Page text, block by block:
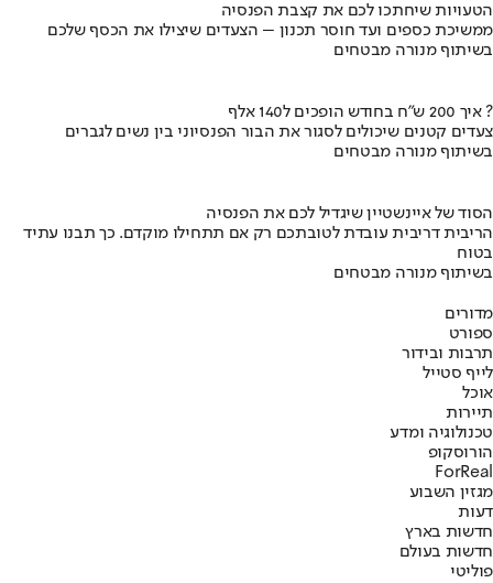
הטעויות שיחתכו לכם את קצבת הפנסיה
ממשיכת כספים ועד חוסר תכנון – הצעדים שיצילו את הכסף שלכם
בשיתוף מנורה מבטחים
איך 200 ש"ח בחודש הופכים ל140 אלף ?
צעדים קטנים שיכולים לסגור את הבור הפנסיוני בין נשים לגברים
בשיתוף מנורה מבטחים
הסוד של איינשטיין שיגדיל לכם את הפנסיה
הריבית דריבית עובדת לטובתכם רק אם תתחילו מוקדם. כך תבנו עתיד
בטוח
בשיתוף מנורה מבטחים
מדורים
ספורט
תרבות ובידור
לייף סטייל
אוכל
תיירות
טכנולוגיה ומדע
הורוסקופ
ForReal
מגזין השבוע
דעות
חדשות בארץ
חדשות בעולם
פוליטי